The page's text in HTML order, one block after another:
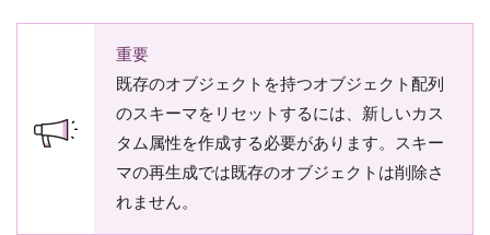
重要
既存のオブジェクトを持つオブジェクト配列
のスキーマをリセットするには、新しいカス
タム属性を作成する必要があります。スキー
マの再生成では既存のオブジェクトは削除さ
れません。